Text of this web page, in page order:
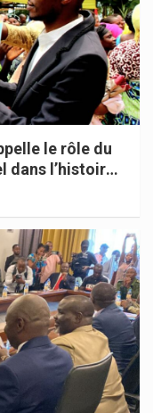
le rôle du
dans l’histoire